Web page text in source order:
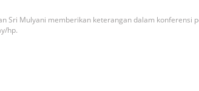
Sri Mulyani memberikan keterangan dalam konferensi
hp.